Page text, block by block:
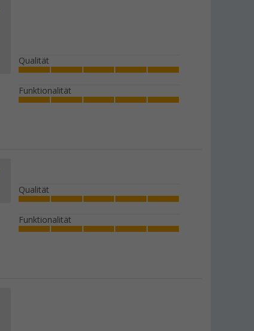
Qualität
Funktionalität
Qualität
Funktionalität